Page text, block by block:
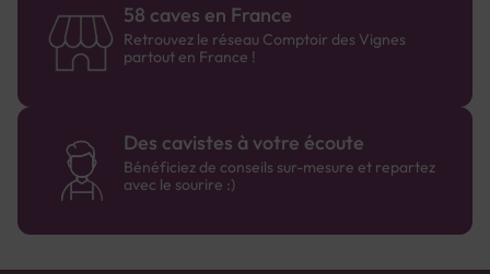
58 caves en France
Retrouvez le réseau Comptoir des Vignes
partout en France !
Des cavistes à votre écoute
Bénéficiez de conseils sur-mesure et repartez
avec le sourire :)